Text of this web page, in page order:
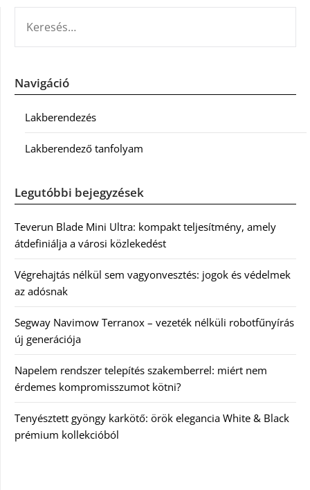
Navigáció
Lakberendezés
Lakberendező tanfolyam
Legutóbbi bejegyzések
Teverun Blade Mini Ultra: kompakt teljesítmény, amely
átdefiniálja a városi közlekedést
Végrehajtás nélkül sem vagyonvesztés: jogok és védelmek
az adósnak
Segway Navimow Terranox – vezeték nélküli robotfűnyírás
új generációja
Napelem rendszer telepítés szakemberrel: miért nem
érdemes kompromisszumot kötni?
Tenyésztett gyöngy karkötő: örök elegancia White & Black
prémium kollekcióból